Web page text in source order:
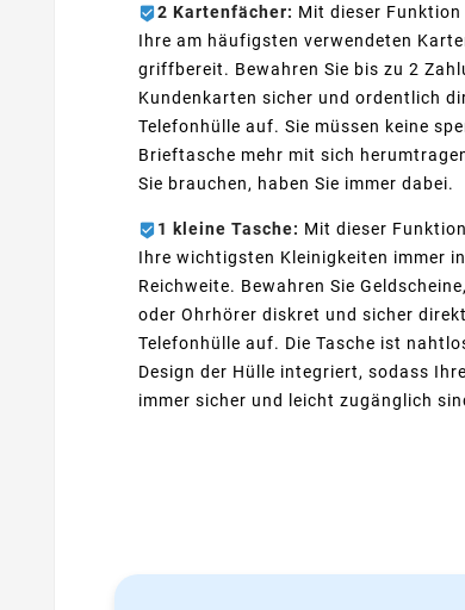
2 Kartenfächer: Mit dieser Funktion
Ihre am häufigsten verwendeten
griffbereit. Bewahren Sie bis zu 2
Kundenkarten sicher und ordentlich
Telefonhülle auf. Sie müssen keine
Brieftasche mehr mit sich
Sie brauchen, haben Sie immer dabei.
1 kleine Tasche: Mit dieser
Ihre wichtigsten Kleinigkeiten immer in
Reichweite. Bewahren Sie
oder Ohrhörer diskret und sicher
Telefonhülle auf. Die Tasche ist
Design der Hülle integriert, sodass
immer sicher und leicht zugänglich